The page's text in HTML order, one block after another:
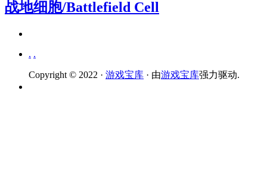
战地细胞/Battlefield Cell
. .
Copyright © 2022 · 游戏宝库 · 由游戏宝库强力驱动.